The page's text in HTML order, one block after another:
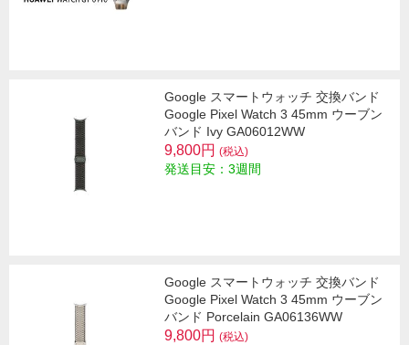
Google スマートウォッチ 交換バンド
Google Pixel Watch 3 45mm ウーブン
バンド Ivy GA06012WW
9,800円 (税込)
発送目安：3週間
Google スマートウォッチ 交換バンド
Google Pixel Watch 3 45mm ウーブン
バンド Porcelain GA06136WW
9,800円 (税込)